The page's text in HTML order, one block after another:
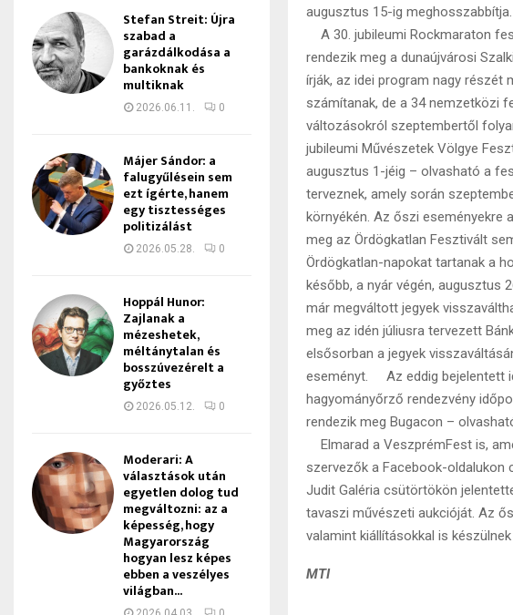
augusztus 15-ig meghosszabbítja.
A 30. jubileumi Rockmaraton
rendezik meg a dunaújvárosi
írják, az idei program nagy részét
számítanak, de a 34 nemzetközi
változásokról szeptembertől
jubileumi Művészetek Völgye
augusztus 1-jéig – olvasható a
terveznek, amely során
környékén. Az őszi
meg az Ördögkatlan Fesztivált
Ördögkatlan-napokat tartanak a
később, a nyár végén, augusztus
már megváltott jegyek
meg az idén júliusra tervezett
elsősorban a jegyek
eseményt. Az eddig bejelentett
hagyományőrző rendezvény
rendezik meg Bugacon –
Elmarad a VeszprémFest is,
szervezők a Facebook-
Judit Galéria csütörtökön
tavaszi művészeti aukcióját. Az
valamint kiállításokkal is
MTI
Stefan Streit: Újra
szabad a
garázdálkodása a
bankoknak és
multiknak
2026.06.11. 0
Májer Sándor: a
falugyűlésein sem
ezt ígérte, hanem
egy tisztességes
politizálást
2026.05.28. 0
Hoppál Hunor:
Zajlanak a
mézeshetek,
méltánytalan és
bosszúvezérelt a
győztes
2026.05.12. 0
Moderari: A
választások után
egyetlen dolog tud
megváltozni: az a
képesség, hogy
Magyarország
hogyan lesz képes
ebben a veszélyes
világban...